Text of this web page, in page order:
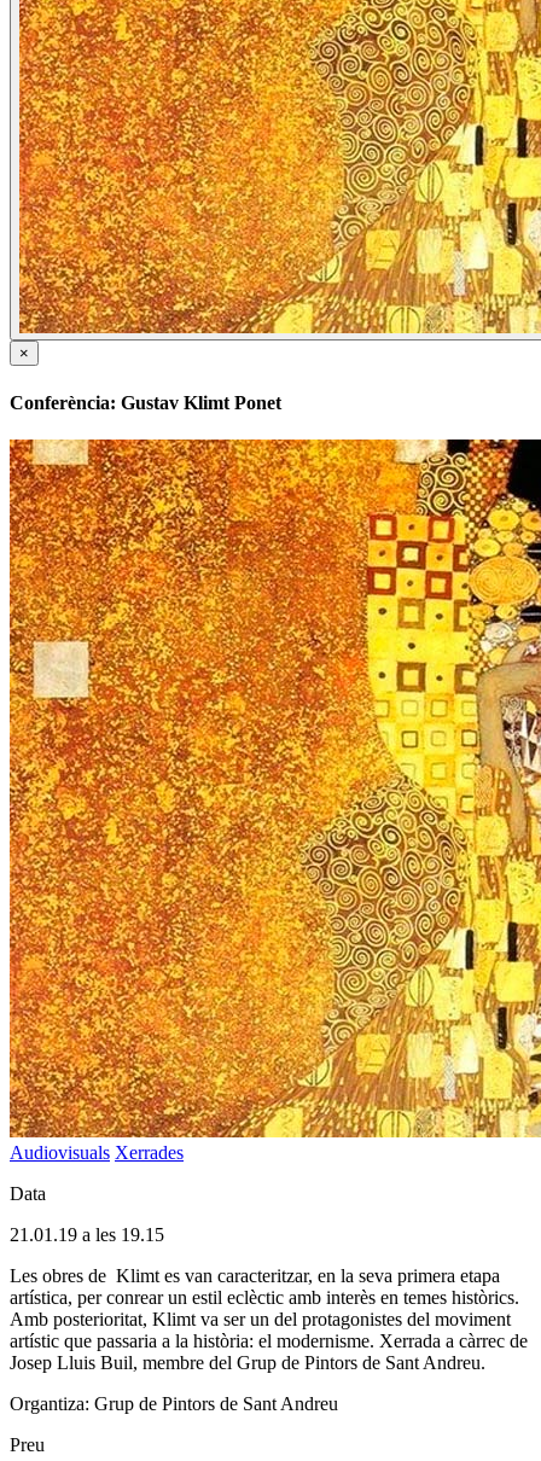
×
Conferència: Gustav Klimt Ponet
Audiovisuals Xerrades
Data
21.01.19 a les 19.15
Les obres de Klimt es van caracteritzar, en la seva primera etapa
artística, per conrear un estil eclèctic amb interès en temes històrics.
Amb posterioritat, Klimt va ser un del protagonistes del moviment
artístic que passaria a la història: el modernisme. Xerrada a càrrec de
Josep Lluis Buil, membre del Grup de Pintors de Sant Andreu.
Organtiza: Grup de Pintors de Sant Andreu
Preu